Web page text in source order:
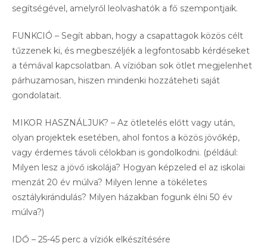
segítségével, amelyről leolvashatók a fő szempontjaik.
FUNKCIÓ – Segít abban, hogy a csapattagok közös célt
tűzzenek ki, és megbeszéljék a legfontosabb kérdéseket
a témával kapcsolatban. A vízióban sok ötlet megjelenhet
párhuzamosan, hiszen mindenki hozzáteheti saját
gondolatait.
MIKOR HASZNÁLJUK? – Az ötletelés előtt vagy után,
olyan projektek esetében, ahol fontos a közös jövőkép,
vagy érdemes távoli célokban is gondolkodni. (például:
Milyen lesz a jövő iskolája? Hogyan képzeled el az iskolai
menzát 20 év múlva? Milyen lenne a tökéletes
osztálykirándulás? Milyen házakban fogunk élni 50 év
múlva?)
IDŐ – 25-45 perc a víziók elkészítésére